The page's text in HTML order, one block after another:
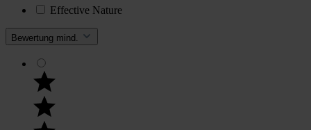
Effective Nature
Bewertung mind.